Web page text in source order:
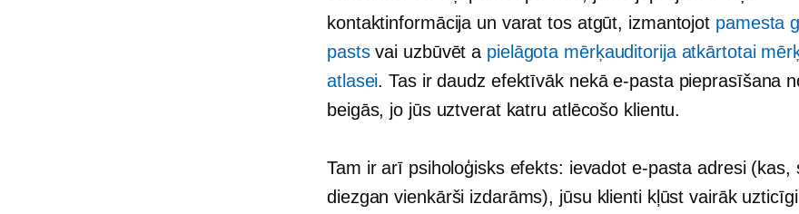
kontaktinformācija un varat tos atgūt, izmantojot pamesta
pastsvai uzbūvēt a pielāgota mērķauditorija atkārtotai
atlasei. Tas ir daudz efektīvāk nekā e-pasta pieprasīšana
beigās, jo jūs uztverat katru atlēcošo klientu.
Tam ir arī psiholoģisks efekts: ievadot e-pasta adresi (kas,
diezgan vienkārši izdarāms), jūsu klienti kļūst vairāk uzticīgi